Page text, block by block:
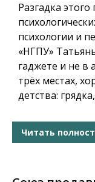
Разгадка
психологии и
«НГПУ»
гаджете и не в
трёх местах,
детства:
Читать